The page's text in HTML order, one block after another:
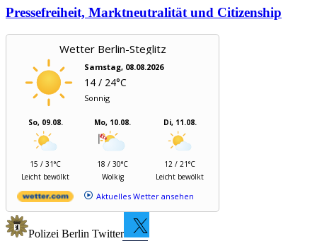
Pressefreiheit, Marktneutralität und Citizenship
Wetter Berlin-Steglitz
Samstag, 08.08.2026
14 / 24°C
Sonnig
So, 09.08.
15 / 31°C
Leicht bewölkt
Mo, 10.08.
18 / 30°C
Wolkig
Di, 11.08.
12 / 21°C
Leicht bewölkt
Aktuelles Wetter ansehen
Polizei Berlin Twitter